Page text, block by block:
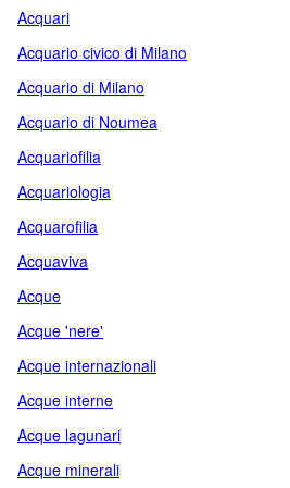
Acquari
Acquario civico di Milano
Acquario di Milano
Acquario di Noumea
Acquariofilia
Acquariologia
Acquarofilia
Acquaviva
Acque
Acque 'nere'
Acque internazionali
Acque interne
Acque lagunari
Acque minerali